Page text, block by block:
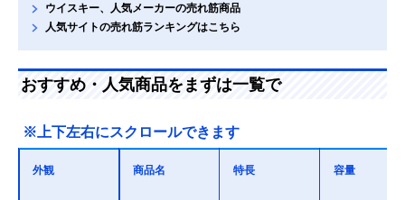
ウイスキー、人気メーカーの売れ筋商品
人気サイトの売れ筋ランキングはこちら
おすすめ・人気商品をまずは一覧で
※上下左右にスクロールできます
外観 商品名 特長 容量